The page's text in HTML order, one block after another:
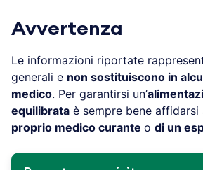
Avvertenza
Le informazioni riportate
generali e non sostituiscono in
medico. Per garantirsi un’
equilibrata è sempre bene affidarsi
proprio medico curante o di un